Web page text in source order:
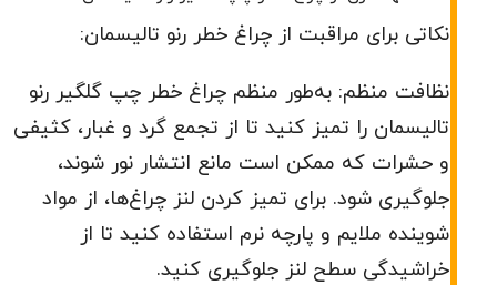
نکاتی برای مراقبت از چراغ‌ خطر رنو تالیسمان:
نظافت منظم: به‌طور منظم چراغ خطر چپ گلگیر رنو
تالیسمان را تمیز کنید تا از تجمع گرد و غبار، کثیفی
و حشرات که ممکن است مانع انتشار نور شوند،
جلوگیری شود. برای تمیز کردن لنز چراغ‌ها، از مواد
شوینده ملایم و پارچه نرم استفاده کنید تا از
خراشیدگی سطح لنز جلوگیری کنید.